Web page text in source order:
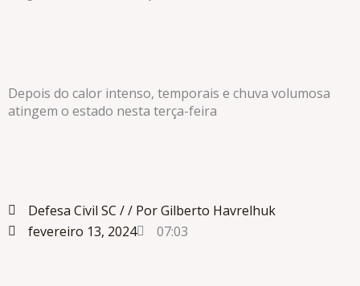
Depois do calor intenso, temporais e chuva volumosa
atingem o estado nesta terça-feira
Defesa Civil SC // Por Gilberto Havrelhuk
fevereiro 13, 2024
07:03